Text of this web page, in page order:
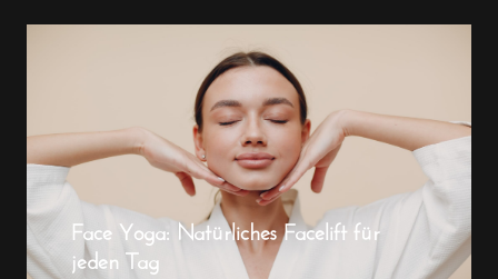
Face Yoga: Natürliches Facelift für
jeden Tag